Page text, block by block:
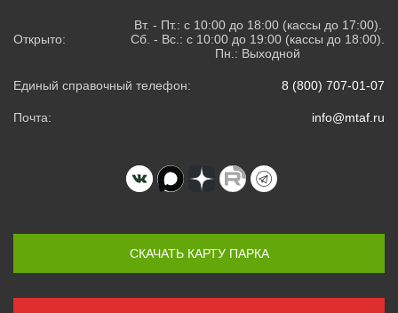
Открыто:
Вт. - Пт.: с 10:00 до 18:00 (кассы до 17:00).
Сб. - Вс.: с 10:00 до 19:00 (кассы до 18:00).
Пн.: Выходной
Единый справочный телефон: 8 (800) 707-01-07
Почта: info@mtaf.ru
СКАЧАТЬ КАРТУ ПАРКА